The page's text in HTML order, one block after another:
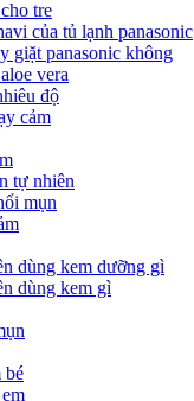
tre
của tủ lạnh panasonic
giặt panasonic không
vera
độ
cảm
tự nhiên
mụn
dùng kem dưỡng gì
dùng kem gì
bé